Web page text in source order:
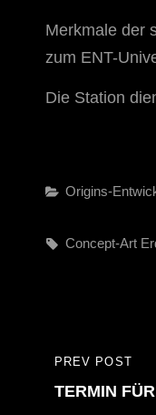
Merkmale der
zum ENT-
Die Station
Categories
Origins-
Tags,
Concept-Art
PREVIOUS
POST
PREV POST
TERMIN